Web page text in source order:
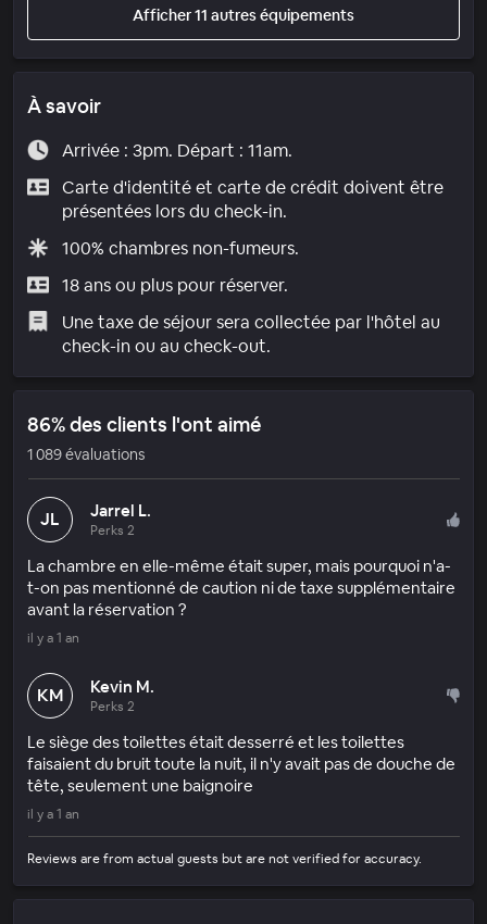
Afficher 11 autres équipements
À savoir
Arrivée : 3pm. Départ : 11am.
Carte d'identité et carte de crédit doivent être
présentées lors du check-in.
100% chambres non-fumeurs.
18 ans ou plus pour réserver.
Une taxe de séjour sera collectée par l'hôtel au
check-in ou au check-out.
86% des clients l'ont aimé
1 089 évaluations
JL Jarrel L.
Perks 2
La chambre en elle-même était super, mais pourquoi n'a-
t-on pas mentionné de caution ni de taxe supplémentaire
avant la réservation ?
il y a 1 an
KM Kevin M.
Perks 2
Le siège des toilettes était desserré et les toilettes
faisaient du bruit toute la nuit, il n'y avait pas de douche de
tête, seulement une baignoire
il y a 1 an
Reviews are from actual guests but are not verified for accuracy.